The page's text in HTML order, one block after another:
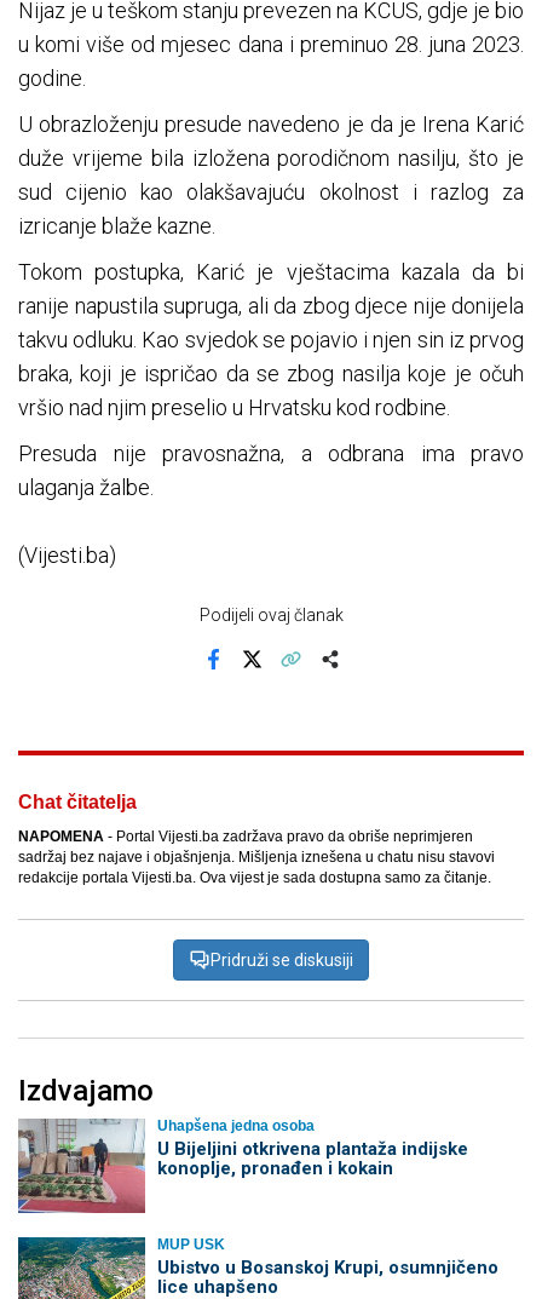
Nijaz je u teškom stanju prevezen na KCUS, gdje je bio
u komi više od mjesec dana i preminuo 28. juna 2023.
godine.
U obrazloženju presude navedeno je da je Irena Karić
duže vrijeme bila izložena porodičnom nasilju, što je
sud cijenio kao olakšavajuću okolnost i razlog za
izricanje blaže kazne.
Tokom postupka, Karić je vještacima kazala da bi
ranije napustila supruga, ali da zbog djece nije donijela
takvu odluku. Kao svjedok se pojavio i njen sin iz prvog
braka, koji je ispričao da se zbog nasilja koje je očuh
vršio nad njim preselio u Hrvatsku kod rodbine.
Presuda nije pravosnažna, a odbrana ima pravo
ulaganja žalbe.
(Vijesti.ba)
Podijeli ovaj članak
Chat čitatelja
NAPOMENA - Portal Vijesti.ba zadržava pravo da obriše neprimjeren
sadržaj bez najave i objašnjenja. Mišljenja iznešena u chatu nisu stavovi
redakcije portala Vijesti.ba. Ova vijest je sada dostupna samo za čitanje.
Pridruži se diskusiji
Izdvajamo
Uhapšena jedna osoba
​U Bijeljini otkrivena plantaža indijske
konoplje, pronađen i kokain
MUP USK
Ubistvo u Bosanskoj Krupi, osumnjičeno
lice uhapšeno